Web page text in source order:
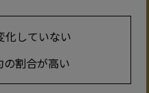
化していない
割合が高い